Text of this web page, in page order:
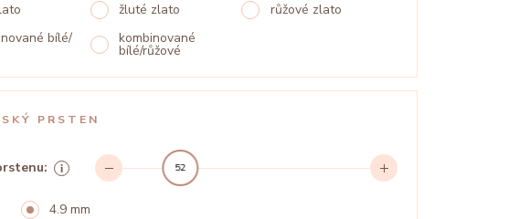
žluté zlato
růžové zlato
bílé/
kombinované
bílé/růžové
PRSTEN
52
4.9 mm